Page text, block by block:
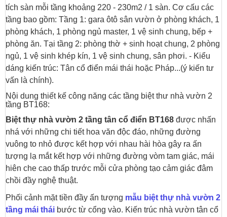
tích sàn mỗi tầng khoảng 220 - 230m2 / 1 sàn. Cơ cấu các
tầng bao gồm: Tầng 1: gara ôtô sân vườn ở phòng khách, 1
phòng khách, 1 phòng ngủ master, 1 vệ sinh chung, bếp +
phòng ăn. Tại tầng 2: phòng thờ + sinh hoạt chung, 2 phòng
ngủ, 1 vệ sinh khép kín, 1 vệ sinh chung, sân phơi. - Kiểu
dáng kiến trúc: Tân cổ điển mái thái hoặc Pháp...(ý kiến tư
vấn là chính).
Nội dung thiết kế công năng các tầng biệt thư nhà vườn 2
tầng BT168:
Biệt thự nhà vườn 2 tầng tân cổ điển BT168 được nhấn
nhá với những chi tiết hoa văn độc đáo, những đường
vuông to nhỏ được kết hợp với nhau hài hòa gây ra ấn
tượng lạ mắt kết hợp với những đường vòm tam giác, mái
hiên che cao thấp trước mỗi cửa phòng tạo cảm giác đâm
chồi đầy nghệ thuật.
Phối cảnh mặt tiền đầy ấn tượng mẫu biệt thự nhà vườn 2
tầng mái thái bước từ cổng vào. Kiến trúc nhà vườn tân cổ